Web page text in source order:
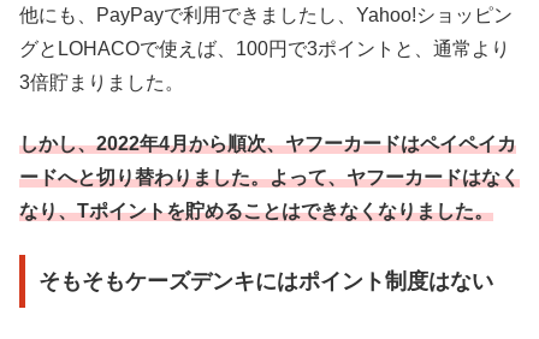
他にも、PayPayで利用できましたし、Yahoo!ショッピン
グとLOHACOで使えば、100円で3ポイントと、通常より
3倍貯まりました。
しかし、2022年4月から順次、ヤフーカードはペイペイカ
ードへと切り替わりました。よって、ヤフーカードはなく
なり、Tポイントを貯めることはできなくなりました。
そもそもケーズデンキにはポイント制度はない